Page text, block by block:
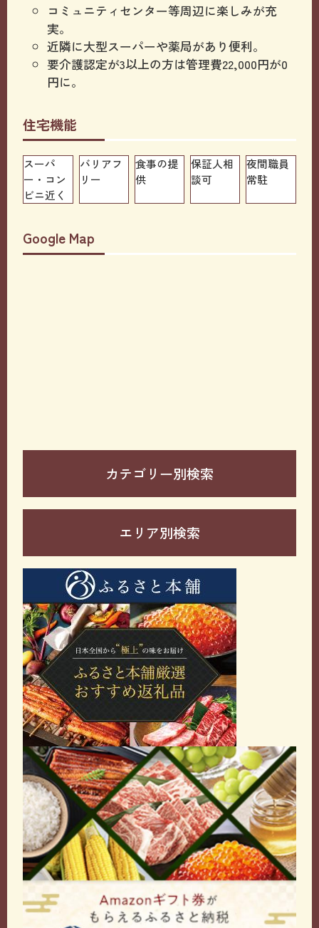
コミュニティセンター等周辺に楽しみが充
実。
近隣に大型スーパーや薬局があり便利。
要介護認定が3以上の方は管理費22,000円が0
円に。
住宅機能
スーパ
ー・コン
ビニ近く
バリアフ
リー
食事の提
供
保証人相
談可
夜間職員
常駐
Google Map
カテゴリー別検索
エリア別検索